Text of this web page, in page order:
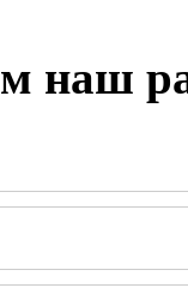
наш